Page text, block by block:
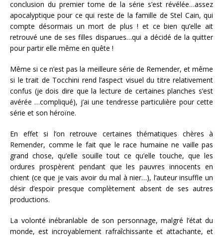
conclusion du premier tome de la série s’est révélée…assez
apocalyptique pour ce qui reste de la famille de Stel Cain, qui
compte désormais un mort de plus ! et ce bien qu’elle ait
retrouvé une de ses filles disparues…qui a décidé de la quitter
pour partir elle même en quête !
Même si ce n’est pas la meilleure série de Remender, et même
si le trait de Tocchini rend l’aspect visuel du titre relativement
confus (je dois dire que la lecture de certaines planches s’est
avérée …compliqué), j’ai une tendresse particulière pour cette
série et son héroïne.
En effet si l’on retrouve certaines thématiques chères à
Remender, comme le fait que le race humaine ne vaille pas
grand chose, qu’elle souille tout ce qu’elle touche, que les
ordures prospèrent pendant que les pauvres innocents en
chient (ce que je vais avoir du mal à nier…), l’auteur insuffle un
désir d’espoir presque complètement absent de ses autres
productions.
La volonté inébranlable de son personnage, malgré l’état du
monde, est incroyablement rafraîchissante et attachante, et